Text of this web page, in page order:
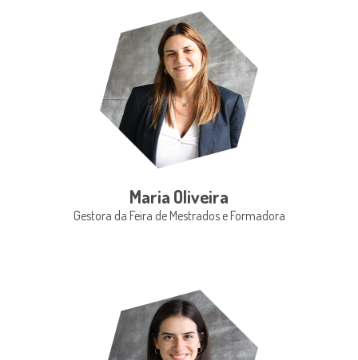
Maria Oliveira
Gestora da Feira de Mestrados e Formadora